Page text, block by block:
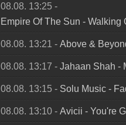
08.08. 13:25 -
Empire Of The Sun - Walking
08.08. 13:21 - Above &
08.08. 13:17 - Jahaan Shah -
08.08. 13:15 - Solu Music -
08.08. 13:10 - Avicii - You're